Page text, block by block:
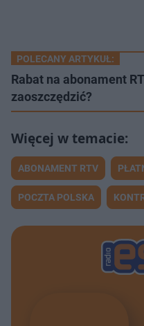
POLECANY ARTYKUŁ:
Rabat na abonament
zaoszczędzić?
ABONAMENT RTV
POCZTA POLSKA